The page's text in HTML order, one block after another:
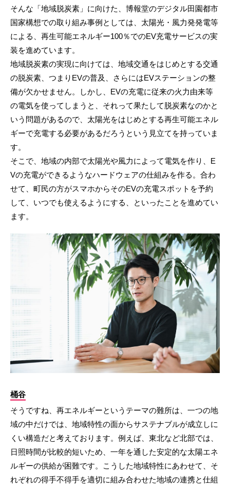
そんな「地域脱炭素」に向けた、博報堂のデジタル田園都市
国家構想での取り組み事例としては、太陽光・風力発発電等
による、再生可能エネルギー100％でのEV充電サービスの実
装を進めています。
地域脱炭素の実現に向けては、地域交通をはじめとする交通
の脱炭素、つまりEVの普及、さらにはEVステーションの整
備が欠かせません。しかし、EVの充電に従来の火力由来等
の電気を使ってしまうと、それって果たして脱炭素なのかと
いう問題があるので、太陽光をはじめとする再生可能エネル
ギーで充電する必要があるだろうという見立てを持っていま
す。
そこで、地域の内部で太陽光や風力によって電気を作り、E
Vの充電ができるようなハードウェアの仕組みを作る。合わ
せて、町民の方がスマホからそのEVの充電スポットを予約
して、いつでも使えるようにする、といったことを進めてい
ます。
桶谷
そうですね、再エネルギーというテーマの難所は、一つの地
域の中だけでは、地域特性の面からサステナブルが成立しに
くい構造だと考えております。例えば、東北など北部では、
日照時間が比較的短いため、一年を通した安定的な太陽エネ
ルギーの供給が困難です。こうした地域特性にあわせて、そ
れぞれの得手不得手を適切に組み合わせた地域の連携と仕組